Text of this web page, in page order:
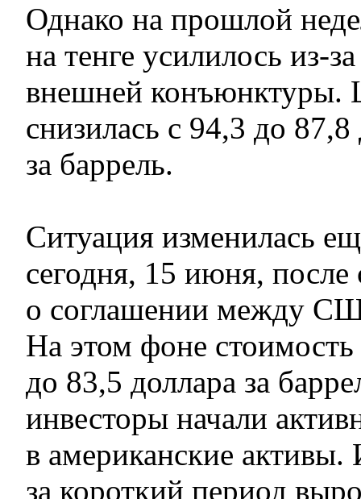
Однако на прошлой
на тенге усилилось из-
внешней конъюнктуры.
снизилась с 94,3 до 87,8
за баррель.
Ситуация изменилась
сегодня, 15 июня,
о соглашении между
На этом фоне
до 83,5 доллара за
инвесторы начали
в американские
за короткий период